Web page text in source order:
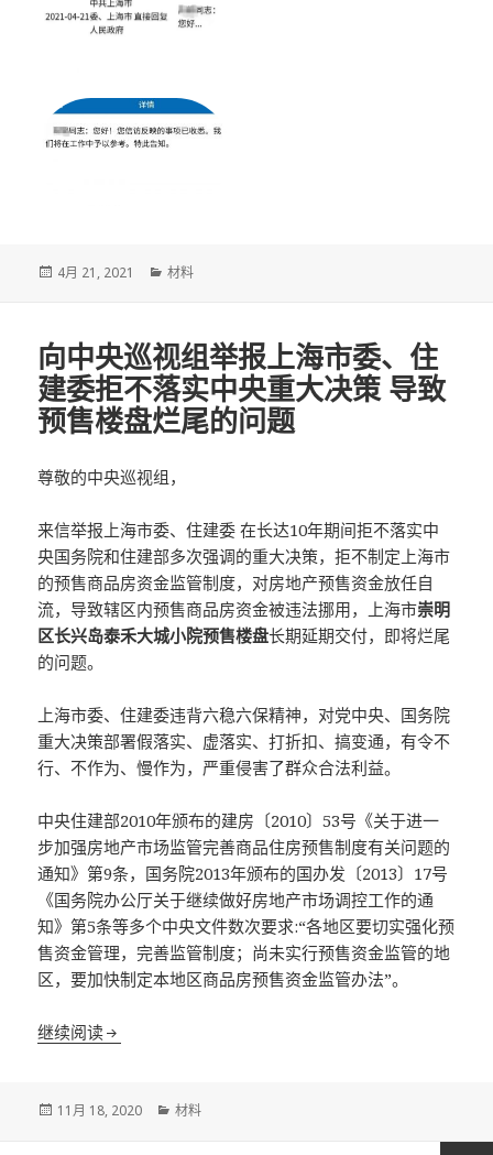
发
4月 21, 2021
分
材料
向中央巡视组举报上海市委、住
建委拒不落实中央重大决策 导致
预售楼盘烂尾的问题
尊敬的中央巡视组，
来信举报上海市委、住建委 在长达10年期间拒不落实中
央国务院和住建部多次强调的重大决策，拒不制定上海市
的预售商品房资金监管制度，对房地产预售资金放任自
流，导致辖区内预售商品房资金被违法挪用，上海市崇明
区长兴岛泰禾大城小院预售楼盘长期延期交付，即将烂尾
的问题。
上海市委、住建委违背六稳六保精神，对党中央、国务院
重大决策部署假落实、虚落实、打折扣、搞变通，有令不
行、不作为、慢作为，严重侵害了群众合法利益。
中央住建部2010年颁布的建房〔2010〕53号《关于进一
步加强房地产市场监管完善商品住房预售制度有关问题的
通知》第9条，国务院2013年颁布的国办发〔2013〕17号
《国务院办公厅关于继续做好房地产市场调控工作的通
知》第5条等多个中央文件数次要求:“各地区要切实强化预
售资金管理，完善监管制度；尚未实行预售资金监管的地
区，要加快制定本地区商品房预售资金监管办法”。
继续阅读向中央巡视组举报上海市委、住建委拒不落实中央重
发
11月 18, 2020
分
材料